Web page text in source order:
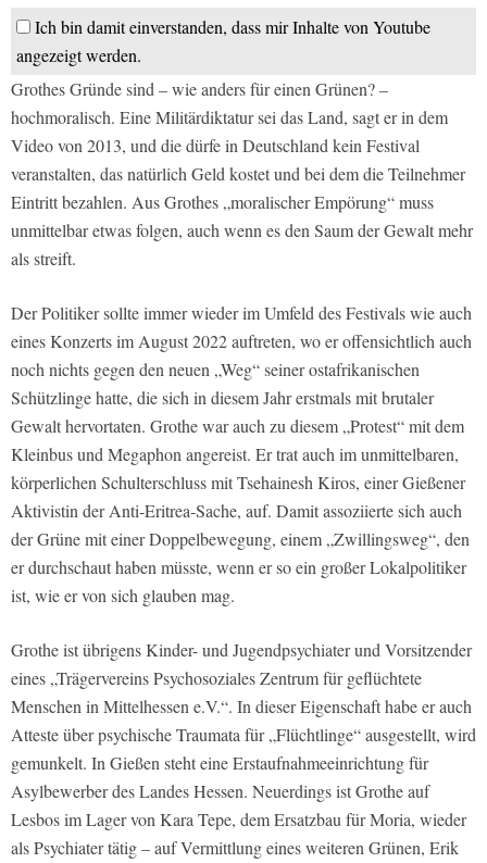
Ich bin damit einverstanden, dass mir Inhalte von Youtube
angezeigt werden.
Grothes Gründe sind – wie anders für einen Grünen? –
hochmoralisch. Eine Militärdiktatur sei das Land, sagt er in dem
Video von 2013, und die dürfe in Deutschland kein Festival
veranstalten, das natürlich Geld kostet und bei dem die Teilnehmer
Eintritt bezahlen. Aus Grothes „moralischer Empörung“ muss
unmittelbar etwas folgen, auch wenn es den Saum der Gewalt mehr
als streift.
Der Politiker sollte immer wieder im Umfeld des Festivals wie auch
eines Konzerts im August 2022 auftreten, wo er offensichtlich auch
noch nichts gegen den neuen „Weg“ seiner ostafrikanischen
Schützlinge hatte, die sich in diesem Jahr erstmals mit brutaler
Gewalt hervortaten. Grothe war auch zu diesem „Protest“ mit dem
Kleinbus und Megaphon angereist. Er trat auch im unmittelbaren,
körperlichen Schulterschluss mit Tsehainesh Kiros, einer Gießener
Aktivistin der Anti-Eritrea-Sache, auf. Damit assoziierte sich auch
der Grüne mit einer Doppelbewegung, einem „Zwillingsweg“, den
er durchschaut haben müsste, wenn er so ein großer Lokalpolitiker
ist, wie er von sich glauben mag.
Grothe ist übrigens Kinder- und Jugendpsychiater und Vorsitzender
eines „Trägervereins Psychosoziales Zentrum für geflüchtete
Menschen in Mittelhessen e.V.“. In dieser Eigenschaft habe er auch
Atteste über psychische Traumata für „Flüchtlinge“ ausgestellt, wird
gemunkelt. In Gießen steht eine Erstaufnahmeeinrichtung für
Asylbewerber des Landes Hessen. Neuerdings ist Grothe auf
Lesbos im Lager von Kara Tepe, dem Ersatzbau für Moria, wieder
als Psychiater tätig – auf Vermittlung eines weiteren Grünen, Erik